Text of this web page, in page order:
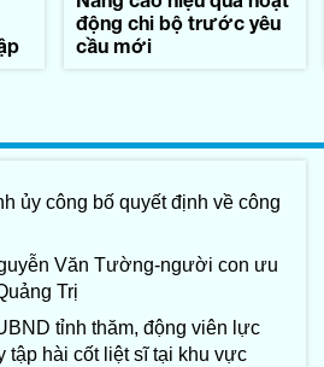
động chi bộ trước yêu
cầu mới
ủy công bố quyết định về công
Văn Tường-người con ưu
Trị
tỉnh thăm, động viên lực
tập hài cốt liệt sĩ tại khu vực